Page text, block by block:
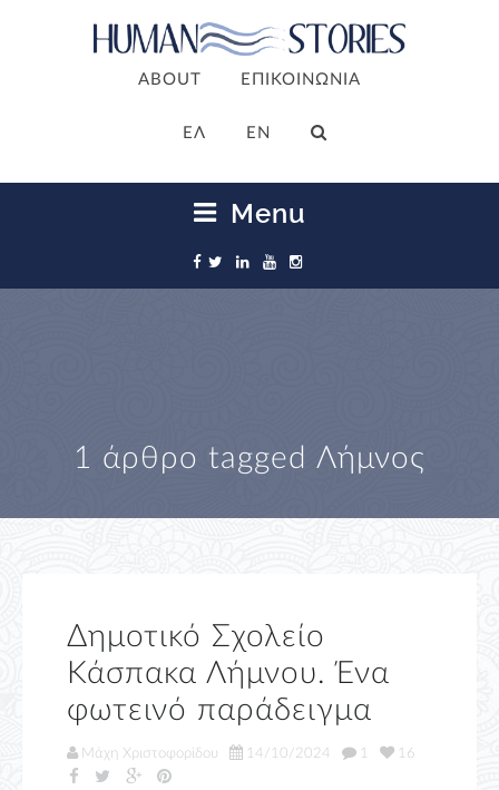
ABOUT ΕΠΙΚΟΙΝΩΝΙΑ
ΕΛ EN
Menu
1 άρθρο tagged Λήμνος
Δημοτικό Σχολείο
Κάσπακα Λήμνου. Ένα
φωτεινό παράδειγμα
Μάχη Χριστοφορίδου 14/10/2024 1 16